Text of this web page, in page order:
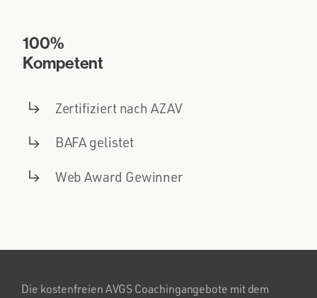
100%
Kompetent
Zertifiziert nach AZAV
BAFA gelistet
Web Award Gewinner
Die kostenfreien AVGS Coachingangebote mit dem